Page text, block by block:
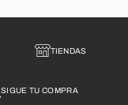
TIENDAS
SIGUE TU COMPRA